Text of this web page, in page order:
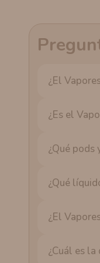
¿El
¿Es el
¿Qué pods
¿Qué
¿El
¿Cuál es